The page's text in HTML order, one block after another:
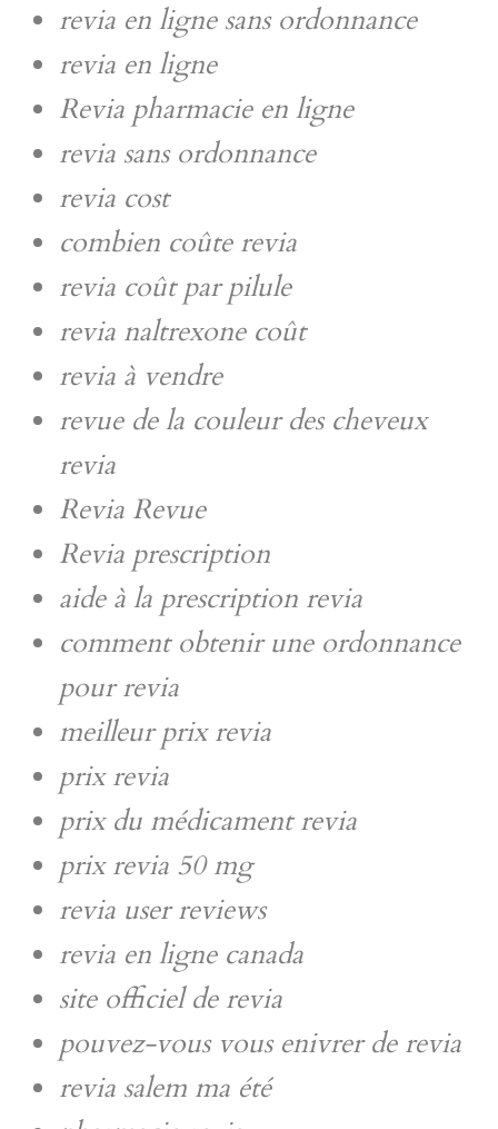
revia en ligne sans ordonnance
revia en ligne
Revia pharmacie en ligne
revia sans ordonnance
revia cost
combien coûte revia
revia coût par pilule
revia naltrexone coût
revia à vendre
revue de la couleur des cheveux
revia
Revia Revue
Revia prescription
aide à la prescription revia
comment obtenir une ordonnance
pour revia
meilleur prix revia
prix revia
prix du médicament revia
prix revia 50 mg
revia user reviews
revia en ligne canada
site officiel de revia
pouvez-vous vous enivrer de revia
revia salem ma été